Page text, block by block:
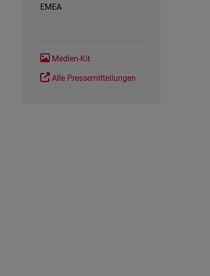
EMEA
Medien-Kit
Alle Pressemitteilungen